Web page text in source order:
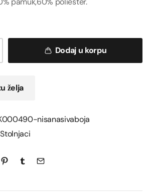
Dodaj u korpu
želja
nisanasivaboja
Stolnjaci